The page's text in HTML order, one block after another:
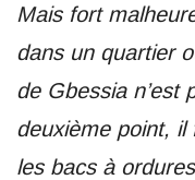
Mais fort
dans un quartier
de Gbessia n’est
deuxième point,
les bacs à